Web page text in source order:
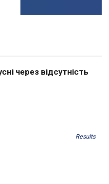
через відсутність
Results